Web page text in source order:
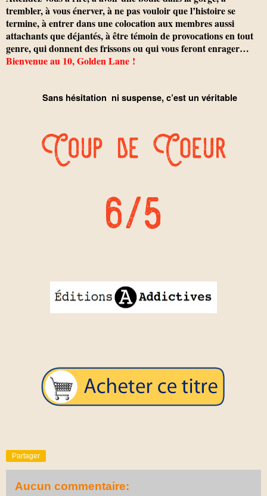
trembler, à vous énerver, à ne pas vouloir que l’histoire se
termine, à entrer dans une colocation aux membres aussi
attachants que déjantés, à être témoin de provocations en tout
genre, qui donnent des frissons ou qui vous feront enrager…
Bienvenue au 10, Golden Lane !
Sans hésitation ni suspense, c’est un véritable
Partager
Aucun commentaire: